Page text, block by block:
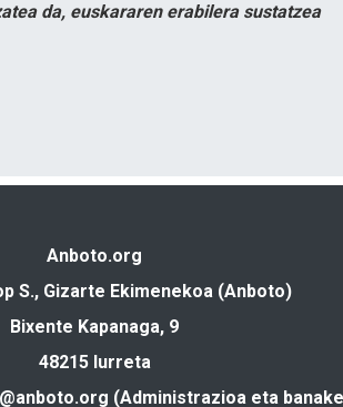
da, euskararen erabilera sustatzea
Anboto.org
S., Gizarte Ekimenekoa (Anboto)
Bixente Kapanaga, 9
48215 Iurreta
(Administrazioa eta